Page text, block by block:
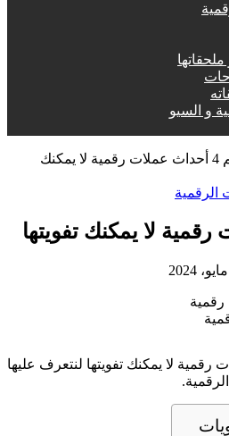
ملحقاتها
و السيو
أهم 4 أحداث عملات رقمية لا يمكنك
الرقمية
رقمية لا يمكنك تفويتها لنتعرف عليها